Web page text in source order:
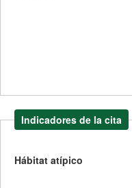
Indicadores de la cita
Hábitat atípico